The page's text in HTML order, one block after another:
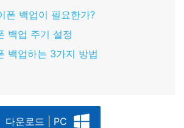
폰 백업이 필요한가?
백업 주기 설정
백업하는 3가지 방법
다운로드 | PC